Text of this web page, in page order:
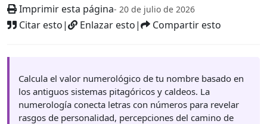
Imprimir esta página- 20 de julio de 2026
Citar esto| Enlazar esto| Compartir esto
Calcula el valor numerológico de tu nombre basado en
los antiguos sistemas pitagóricos y caldeos. La
numerología conecta letras con números para revelar
rasgos de personalidad, percepciones del camino de